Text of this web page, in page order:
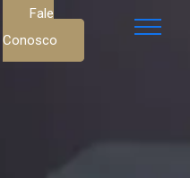
Fale
Conosco